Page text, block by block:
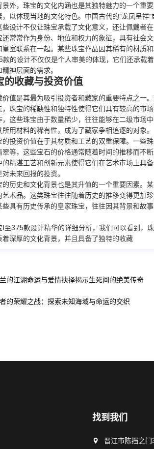
景外，珠宝的文化内涵也是其独特魅力的一个重
，以体现当地的文化特色。中国古代的“龙凤呈祥
些设计不仅让珠宝承载了文化意义，还让佩戴者
还常常作为身份、地位和权力的象征，具有社会
室联系在一起。某些珠宝作品因其稀有的材质
款的设计不仅仅是个人审美的体现，它们还承载
神层面的需求。
的收藏与投资价值
价值是其最为吸引投资者和藏家的重要特点之一
，珠宝的稀缺性和独特性使得它们具有较高的市
，这些珠宝由于数量稀少，往往能够在二级市场
用材料的稀有性，成为了藏家争相追逐的对象。
投资价值在于其材质和工艺的双重保障。一些
等，这些宝石的价格通常随着时间的推移而不
的精湛工艺和创新元素使得它们在艺术市场上具
未来回报的投资。
的历史和文化背景也是其升值的一个重要因素。
艺术品。这类珠宝往往随着历史的推移变得更加
具有历史传承的皇家珠宝，往往因其背景和故
至375款设计精华的详细分析，我们可以看到，
着深厚的文化背景，并且具备了独特的收藏
的江湖命运与爱情抉择揭示生死间的绝美传奇
的荣耀之战：探索未知海域与命运的交织
找到我们
晋江市陈挡之门